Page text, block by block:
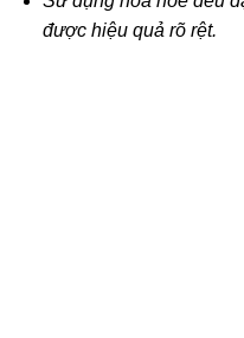
được hiệu quả rõ rệt.